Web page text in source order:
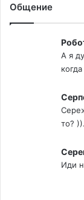
Общение
А я
то?
Иди